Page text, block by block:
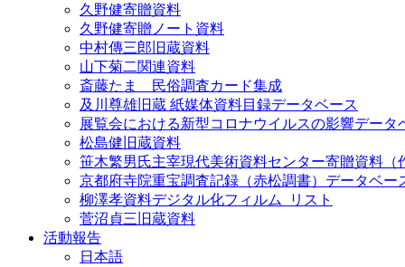
久野健寄贈資料
久野健寄贈ノート資料
中村傳三郎旧蔵資料
山下菊二関連資料
斎藤たま 民俗調査カード集成
及川尊雄旧蔵 紙媒体資料目録データベース
展覧会における新型コロナウイルスの影響データ
松島健旧蔵資料
笹木繁男氏主宰現代美術資料センター寄贈資料（
京都府寺院重宝調査記録（赤松調書）データベー
柳澤孝資料デジタル化フィルム_リスト
菅沼貞三旧蔵資料
活動報告
日本語